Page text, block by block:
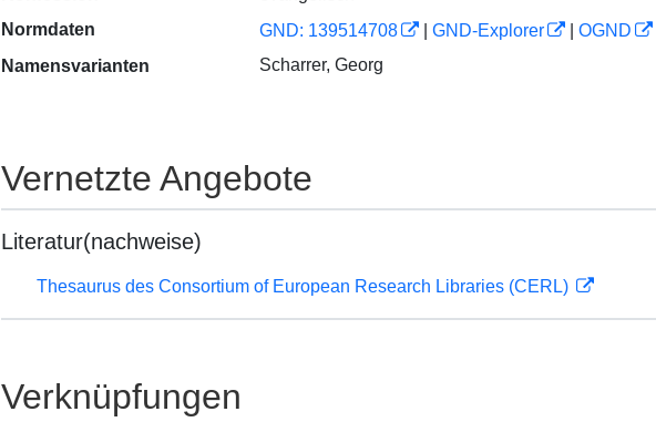
Normdaten
GND: 139514708 GND-Explorer OGND
Namensvarianten
Scharrer, Georg
Vernetzte Angebote
Literatur(nachweise)
Thesaurus des Consortium of European Research Libraries (CERL)
Verknüpfungen